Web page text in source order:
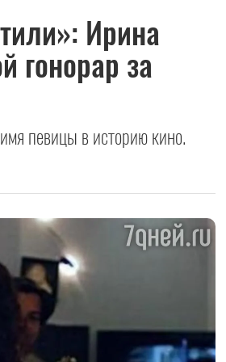
Ирина
гонорар за
певицы в историю кино.